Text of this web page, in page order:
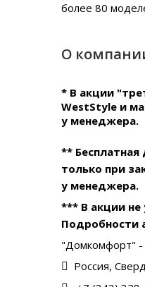
более 80
О
* В акции
WestStyle и
у менеджера.
**
только при
у менеджера.
*** В акции не
Подробности
"Домкомфорт" -
Россия,